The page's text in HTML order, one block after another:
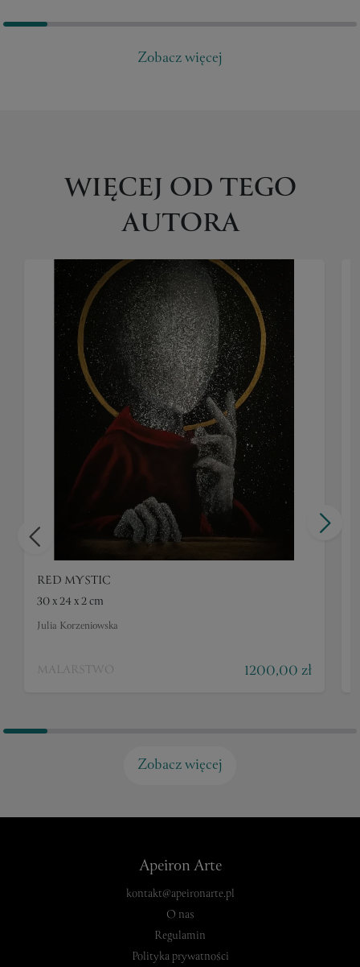
Zobacz więcej
WIĘCEJ OD TEGO
AUTORA
RED MYSTIC
30 x 24 x 2 cm
Julia Korzeniowska
MALARSTWO 1200,00 zł
Zobacz więcej
Apeiron Arte
kontakt@apeironarte.pl
O nas
Regulamin
Polityka prywatności